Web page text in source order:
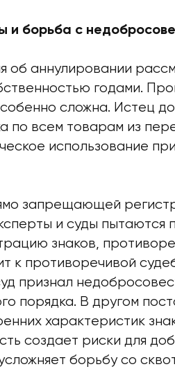
и борьба с
об аннулировании
годами.
сложна. Истец
по всем товарам из
использование
запрещающей
и суды пытаются
знаков,
к противоречивой
признал
порядка. В другом
характеристик
создает риски для
борьбу со